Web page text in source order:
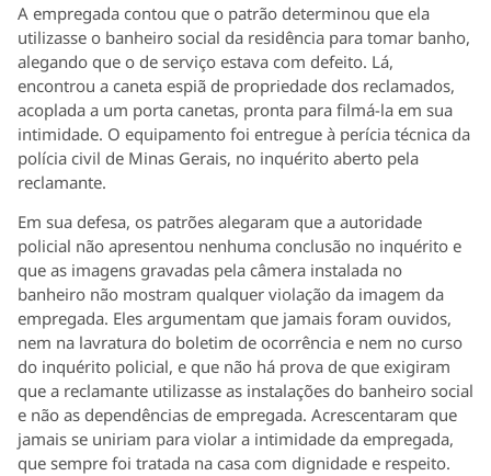
A empregada contou que o patrão determinou que ela
utilizasse o banheiro social da residência para tomar banho,
alegando que o de serviço estava com defeito. Lá,
encontrou a caneta espiã de propriedade dos reclamados,
acoplada a um porta canetas, pronta para filmá-la em sua
intimidade. O equipamento foi entregue à perícia técnica da
polícia civil de Minas Gerais, no inquérito aberto pela
reclamante.
Em sua defesa, os patrões alegaram que a autoridade
policial não apresentou nenhuma conclusão no inquérito e
que as imagens gravadas pela câmera instalada no
banheiro não mostram qualquer violação da imagem da
empregada. Eles argumentam que jamais foram ouvidos,
nem na lavratura do boletim de ocorrência e nem no curso
do inquérito policial, e que não há prova de que exigiram
que a reclamante utilizasse as instalações do banheiro social
e não as dependências de empregada. Acrescentaram que
jamais se uniriam para violar a intimidade da empregada,
que sempre foi tratada na casa com dignidade e respeito.